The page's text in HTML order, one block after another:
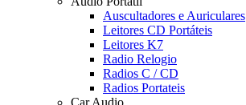
Auscultadores e Auriculares
Leitores CD Portáteis
Leitores K7
Radio Relogio
Radios C / CD
Radios Portateis
Car Audio